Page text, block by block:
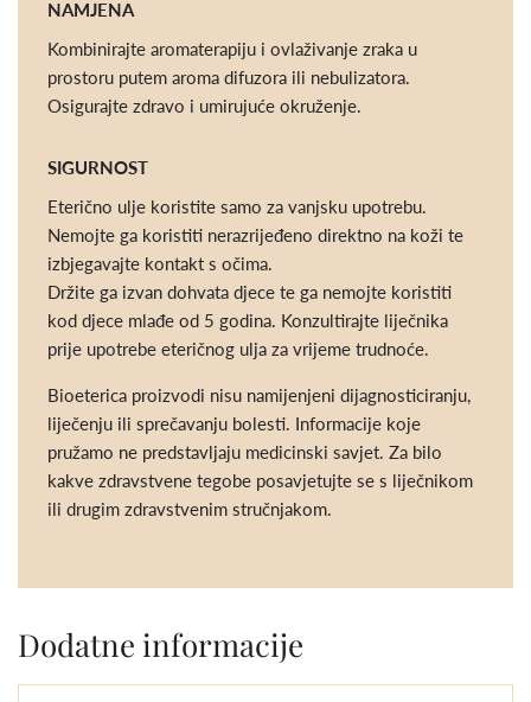
NAMJENA
Kombinirajte aromaterapiju i ovlaživanje zraka u
prostoru putem aroma difuzora ili nebulizatora.
Osigurajte zdravo i umirujuće okruženje.
SIGURNOST
Eterično ulje koristite samo za vanjsku upotrebu.
Nemojte ga koristiti nerazrijeđeno direktno na koži te
izbjegavajte kontakt s očima.
Držite ga izvan dohvata djece te ga nemojte koristiti
kod djece mlađe od 5 godina. Konzultirajte liječnika
prije upotrebe eteričnog ulja za vrijeme trudnoće.
Bioeterica proizvodi nisu namijenjeni dijagnosticiranju,
liječenju ili sprečavanju bolesti. Informacije koje
pružamo ne predstavljaju medicinski savjet. Za bilo
kakve zdravstvene tegobe posavjetujte se s liječnikom
ili drugim zdravstvenim stručnjakom.
Dodatne informacije